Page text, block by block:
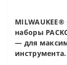
наборы
— для
инструмента.